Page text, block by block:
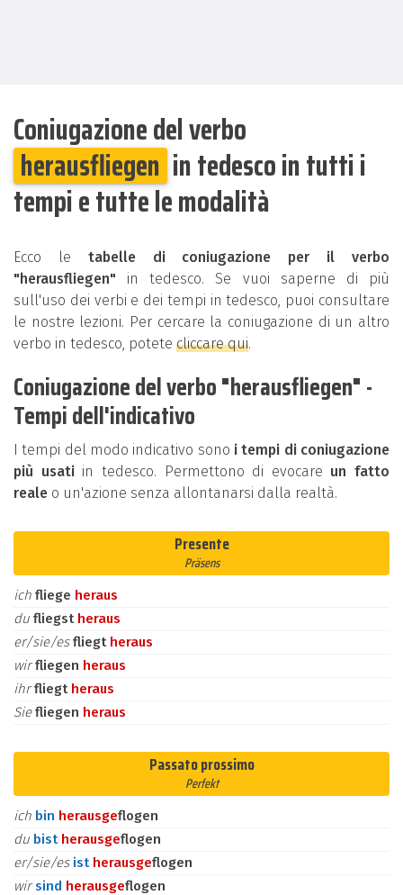
Coniugazione del verbo
herausfliegen in tedesco in tutti i
tempi e tutte le modalità
Ecco le tabelle di coniugazione per il verbo
"herausfliegen" in tedesco. Se vuoi saperne di più
sull'uso dei verbi e dei tempi in tedesco, puoi consultare
le nostre lezioni. Per cercare la coniugazione di un altro
verbo in tedesco, potete cliccare qui.
Coniugazione del verbo "herausfliegen" -
Tempi dell'indicativo
I tempi del modo indicativo sono i tempi di coniugazione
più usati in tedesco. Permettono di evocare un fatto
reale o un'azione senza allontanarsi dalla realtà.
Presente
Präsens
ich fliege heraus
du fliegst heraus
er/sie/esfliegt heraus
wirfliegen heraus
ihrfliegt heraus
Siefliegen heraus
Passato prossimo
Perfekt
ich bin herausgeflogen
du bist herausgeflogen
er/sie/es ist herausgeflogen
wirsind herausgeflogen